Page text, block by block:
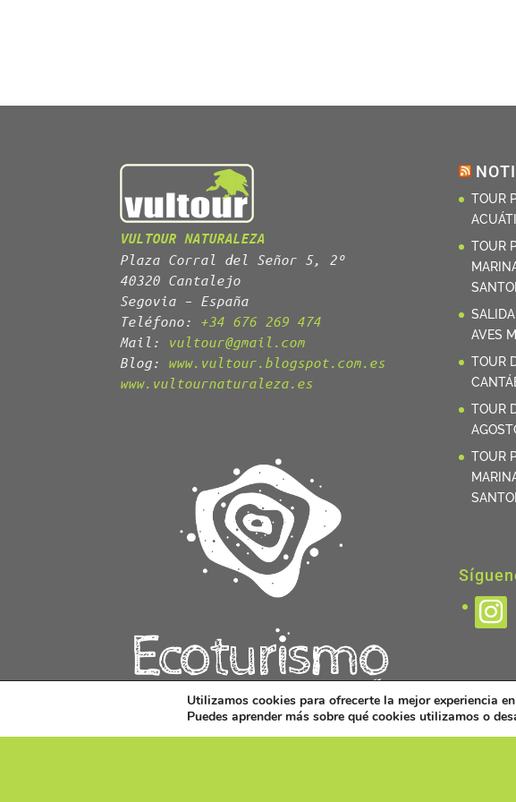
VULTOUR NATURALEZA
Plaza Corral del Señor 5, 2º
40320 Cantalejo
Segovia – España
Teléfono: +34 676 269 474
Mail: vultour@gmail.com
Blog: www.vultour.blogspot.com.es
www.vultournaturaleza.es
TOUR
TOUR
AVES
TOUR
TOUR
TOUR
Utilizamos cookies para ofrecerte la mejor experiencia
Puedes aprender más sobre qué cookies utilizamos o